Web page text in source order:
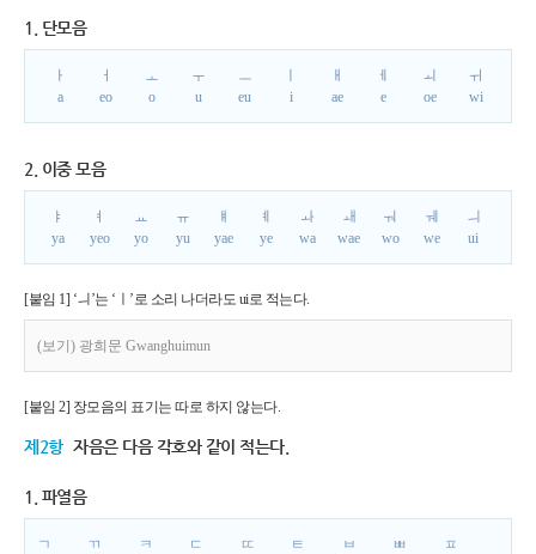
1. 단모음
ㅏ
a
ㅓ
eo
ㅗ
o
ㅜ
u
ㅡ
eu
i
ㅐ
ae
ㅔ
e
ㅚ
oe
ㅟ
wi
2. 이중 모음
ㅑ
ya
ㅕ
yeo
ㅛ
yo
ㅠ
yu
ㅒ
yae
ㅖ
ye
ㅘ
wa
ㅙ
wae
ㅝ
wo
ㅞ
we
ㅢ
ui
[붙임 1] ‘ㅢ’는 ‘ㅣ’로 소리 나더라도 ui로 적는다.
(보기) 광희문 Gwanghuimun
[붙임 2] 장모음의 표기는 따로 하지 않는다.
제2항 자음은 다음 각호와 같이 적는다.
1. 파열음
ㄱ
ㄲ
ㅋ
ㄷ
ㄸ
ㅌ
ㅂ
ㅃ
ㅍ